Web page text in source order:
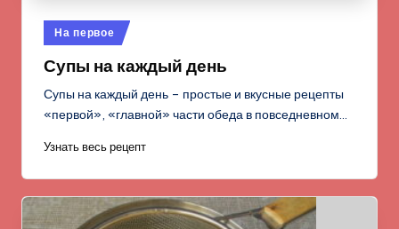
Опубликовано
в
На первое
Супы на каждый день
Супы на каждый день – простые и вкусные рецепты
«первой», «главной» части обеда в повседневном…
Узнать весь рецепт